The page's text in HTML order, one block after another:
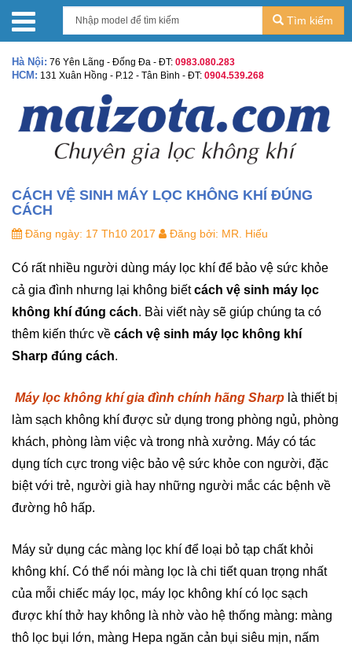
Tìm kiếm
Hà Nội: 76 Yên Lãng - Đống Đa - ĐT: 0983.080.283
HCM: 131 Xuân Hồng - P.12 - Tân Bình - ĐT: 0904.539.268
CÁCH VỆ SINH MÁY LỌC KHÔNG KHÍ ĐÚNG
CÁCH
Đăng ngày: 17 Th10 2017 Đăng bởi: MR. Hiếu
Có rất nhiều người dùng máy lọc khí để bảo vệ sức khỏe
cả gia đình nhưng lại không biếtcách vệ sinh máy lọc
không khí đúng cách. Bài viết này sẽ giúp chúng ta có
thêm kiến thức về cách vệ sinh máy lọc không khí
Sharp đúng cách.
Máy lọc không khígia đình chính hãng Sharp là thiết bị
làm sạch không khí được sử dụng trong phòng ngủ, phòng
khách, phòng làm việc và trong nhà xưởng. Máy có tác
dụng tích cực trong việc bảo vệ sức khỏe con người, đặc
biệt với trẻ, người già hay những người mắc các bệnh về
đường hô hấp.
Máy sử dụng các màng lọc khí để loại bỏ tạp chất khỏi
không khí. Có thể nói màng lọc là chi tiết quan trọng nhất
của mỗi chiếc máy lọc, máy lọc không khí có lọc sạch
được khí thở hay không là nhờ vào hệ thống màng: màng
thô lọc bụi lớn, màng Hepa ngăn cản bụi siêu mịn, nấm